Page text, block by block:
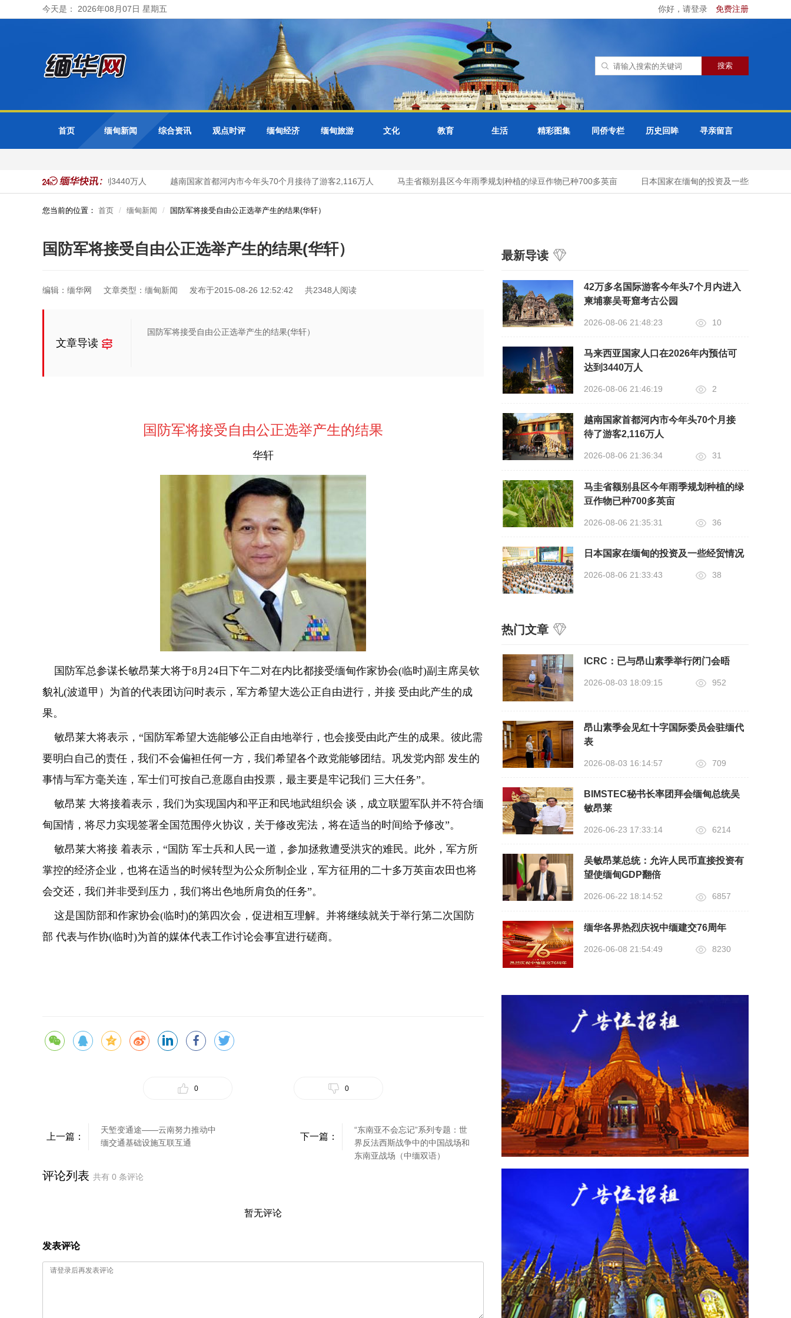
今天是： 2026年08月07日 星期五 你好，请登录 免费注册
首页 缅甸新闻 综合资讯 观点时评 缅甸经济 缅甸旅游 文化 教育 生活 精彩图集 同侨专栏 历史回眸 寻亲留言
口在2026年内预估可达到3440万人 越南国家首都河内市今年头70个月接待了游客2,116万人 马圭省额别县区今年雨季规划种植的绿豆作物已种700多英亩 日本国家在缅甸的投资及一些经贸情况
您当前的位置： 首页 缅甸新闻 国防军将接受自由公正选举产生的结果(华轩）
国防军将接受自由公正选举产生的结果(华轩）
编辑：缅华网 文章类型：缅甸新闻 发布于2015-08-26 12:52:42 共2348人阅读
文章导读
国防军将接受自由公正选举产生的结果(华轩）
国防军将接受自由公正选举产生的结果
华轩
国防军总参谋长敏昂莱大将于8月24日下午二对在内比都接受缅甸作家协会(临时)副主席吴钦
貌礼(波道甲）为首的代表团访问时表示，军方希望大选公正自由进行，并接 受由此产生的成
果。
敏昂莱大将表示，“国防军希望大选能够公正自由地举行，也会接受由此产生的成果。彼此需
要明白自己的责任，我们不会偏袒任何一方，我们希望各个政党能够团结。巩发党内部 发生的
事情与军方毫关连，军士们可按自己意愿自由投票，最主要是牢记我们 三大任务”。
敏昂莱 大将接着表示，我们为实现国内和平正和民地武组织会 谈，成立联盟军队并不符合缅
甸国情，将尽力实现签署全国范围停火协议，关于修改宪法，将在适当的时间给予修改”。
敏昂莱大将接 着表示，“国防 军士兵和人民一道，参加拯救遭受洪灾的难民。此外，军方所
掌控的经济企业，也将在适当的时候转型为公众所制企业，军方征用的二十多万英亩农田也将
会交还，我们并非受到压力，我们将出色地所肩负的任务”。
这是国防部和作家协会(临时)的第四次会，促进相互理解。并将继续就关于举行第二次国防
部 代表与作协(临时)为首的媒体代表工作讨论会事宜进行磋商。
0 0
上一篇：
天堑变通途——云南努力推动中
缅交通基础设施互联互通
下一篇：
“东南亚不会忘记”系列专题：世
界反法西斯战争中的中国战场和
东南亚战场（中缅双语）
评论列表 共有 0 条评论
暂无评论
发表评论
最新导读
42万多名国际游客今年头7个月内进入
柬埔寨吴哥窟考古公园
2026-08-06 21:48:23 10
马来西亚国家人口在2026年内预估可
达到3440万人
2026-08-06 21:46:19 2
越南国家首都河内市今年头70个月接
待了游客2,116万人
2026-08-06 21:36:34 31
马圭省额别县区今年雨季规划种植的绿
豆作物已种700多英亩
2026-08-06 21:35:31 36
日本国家在缅甸的投资及一些经贸情况
2026-08-06 21:33:43 38
热门文章
ICRC：已与昂山素季举行闭门会晤
2026-08-03 18:09:15 952
昂山素季会见红十字国际委员会驻缅代
表
2026-08-03 16:14:57 709
BIMSTEC秘书长率团拜会缅甸总统吴
敏昂莱
2026-06-23 17:33:14 6214
吴敏昂莱总统：允许人民币直接投资有
望使缅甸GDP翻倍
2026-06-22 18:14:52 6857
缅华各界热烈庆祝中缅建交76周年
2026-06-08 21:54:49 8230